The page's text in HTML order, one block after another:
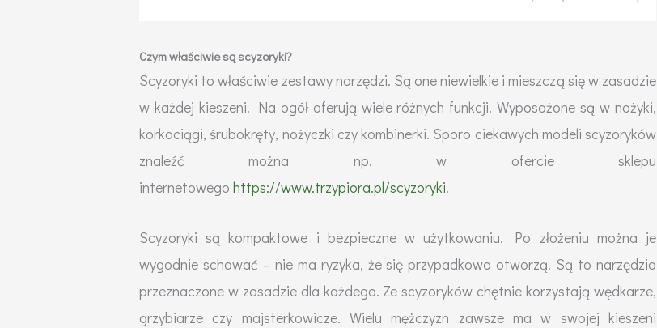
Czym właściwie są scyzoryki?
Scyzoryki to właściwie zestawy narzędzi. Są one niewielkie i mieszczą się w zasadzie
w każdej kieszeni. Na ogół oferują wiele różnych funkcji. Wyposażone są w nożyki,
korkociągi, śrubokręty, nożyczki czy kombinerki. Sporo ciekawych modeli scyzoryków
znaleźć można np. w ofercie sklepu
internetowego https://www.trzypiora.pl/scyzoryki.
Scyzoryki są kompaktowe i bezpieczne w użytkowaniu. Po złożeniu można je
wygodnie schować – nie ma ryzyka, że się przypadkowo otworzą. Są to narzędzia
przeznaczone w zasadzie dla każdego. Ze scyzoryków chętnie korzystają wędkarze,
grzybiarze czy majsterkowicze. Wielu mężczyzn zawsze ma w swojej kieszeni